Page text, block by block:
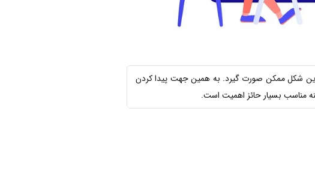
شکل ممکن صورت گیرد. به همین جهت پیدا کردن
مناسب بسیار حائز اهمیت است.